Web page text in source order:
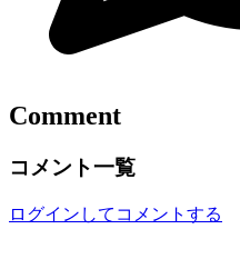
Comment
コメント一覧
ログインしてコメントする